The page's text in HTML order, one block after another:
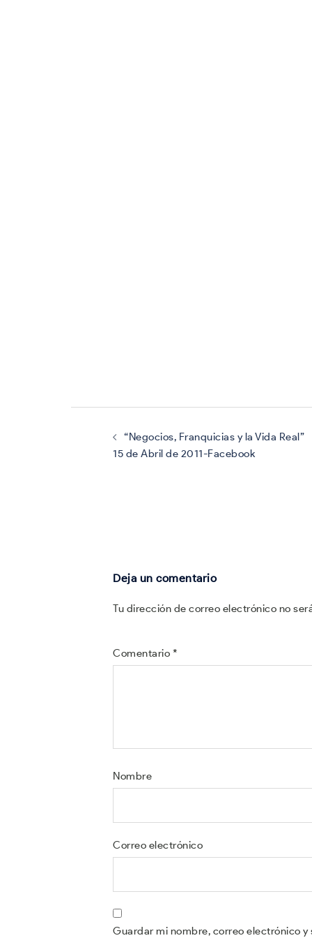
Navegación
entradas“Negocios, Franquicias y la Vida Real”
15 de Abril de 2011-Facebook
Deja un comentario
Tu dirección de correo electrónico no
Comentario *
Nombre
Correo electrónico
Guardar mi nombre, correo electrónico